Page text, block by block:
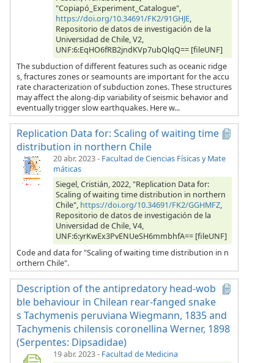
"Copiapó_Experiment_Catalogue",
https://doi.org/10.34691/FK2/91GHJE,
Repositorio de datos de investigación de la
Universidad de Chile, V2,
UNF:6:EqHO6fRB2jndKVp7ubQlqQ== [fileUNF]
The subduction of different features such as oceanic ridge
s, fractures zones or seamounts are important for the accu
rate characterization of subduction zones. These structures
may affect the along-dip variability of seismic behavior and
eventually trigger slow earthquakes. Here w...
Replication Data for: Scaling of waiting time
distribution in northern Chile
20 abr. 2023- Facultad de Ciencias Físicas y Mate
máticas
Siegel, Cristián, 2022, "Replication Data for:
Scaling of waiting time distribution in northern
Chile", https://doi.org/10.34691/FK2/GGHMFZ,
Repositorio de datos de investigación de la
Universidad de Chile, V4,
UNF:6:yrKwEx3PvENUeSH6mmbhfA== [fileUNF]
Code and data for "Scaling of waiting time distribution in n
orthern Chile".
Description of the antipredatory head-wob
ble behaviour in Chilean rear-fanged snake
s Tachymenis peruviana Wiegmann, 1835 and
Tachymenis chilensis coronellina Werner, 1898
(Serpentes: Dipsadidae)
19 abr. 2023- Facultad de Medicina